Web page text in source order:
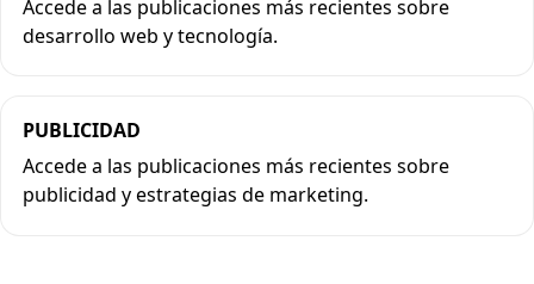
Accede a las publicaciones más recientes sobre
desarrollo web y tecnología.
PUBLICIDAD
Accede a las publicaciones más recientes sobre
publicidad y estrategias de marketing.